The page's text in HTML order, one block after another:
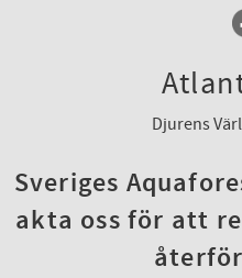
Djurens
Sveriges
akta oss för att